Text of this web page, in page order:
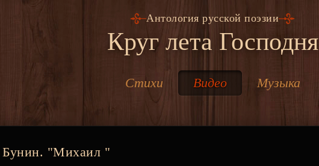
Антология русской поэзии
Круг лета Господня
Стихи Видео Музыка
"Михаил "